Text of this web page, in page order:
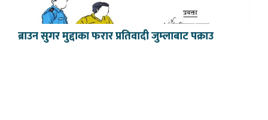
ब्राउन सुगर मुद्दाका फरार प्रतिवादी जुम्लाबाट पक्राउ